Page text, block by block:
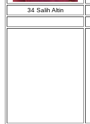
34 Salih Altin